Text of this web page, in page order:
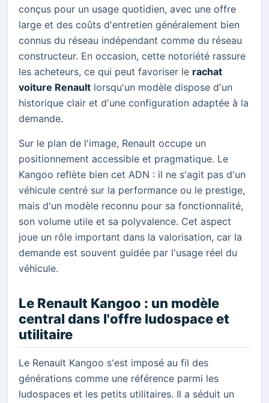
conçus pour un usage quotidien, avec une offre
large et des coûts d'entretien généralement bien
connus du réseau indépendant comme du réseau
constructeur. En occasion, cette notoriété rassure
les acheteurs, ce qui peut favoriser le rachat
voiture Renault lorsqu'un modèle dispose d'un
historique clair et d'une configuration adaptée à la
demande.
Sur le plan de l'image, Renault occupe un
positionnement accessible et pragmatique. Le
Kangoo reflète bien cet ADN : il ne s'agit pas d'un
véhicule centré sur la performance ou le prestige,
mais d'un modèle reconnu pour sa fonctionnalité,
son volume utile et sa polyvalence. Cet aspect
joue un rôle important dans la valorisation, car la
demande est souvent guidée par l'usage réel du
véhicule.
Le Renault Kangoo : un modèle
central dans l'offre ludospace et
utilitaire
Le Renault Kangoo s'est imposé au fil des
générations comme une référence parmi les
ludospaces et les petits utilitaires. Il a séduit un